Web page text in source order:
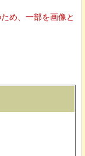
め、一部を画像と